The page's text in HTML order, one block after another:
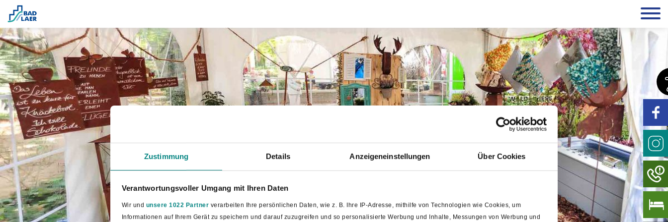
Zustimmung Details Anzeigeneinstellungen Über Cookies
Verantwortungsvoller Umgang mit Ihren Daten
Wir und unsere 1022 Partner verarbeiten Ihre persönlichen Daten, wie z. B. Ihre IP-Adresse, mithilfe von Technologien wie Cookies, um
Informationen auf Ihrem Gerät zu speichern und darauf zuzugreifen und so personalisierte Werbung und Inhalte, Messungen von Werbung und